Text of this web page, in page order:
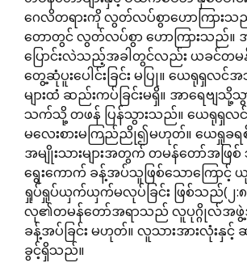
ဂေလိတရားကို လွတ်လပ်စွာဟောကြား
တောတွင် လွတ်လပ်စွာ ဟောကြားသည်
ပြောင်းလဲသည့်အခါတွင်လည်း ယခင်တမန်
တွေ့ဆုံပူးပေါင်းခြင်း မပြု။ ယေရုရှလင်
များထံ ဆည်းကပ်ခြင်းမရှိ။ အာရေဗျသို့သွ
သက်သို့ တဖန် ပြန်သွားသည်။ ယေရုရှလင်
မလေးစားမကြည်ညို၍မဟုတ်။ ယေရှုခရ
အမျိုးသားများအတွက် တမန်တော်အဖြ
ရွေးကောက် ခန့်အပ်သူဖြစ်သောကြောင့် ယု
ရှုပ်ရှုပ်ယှက်ယှက်မလုပ်ခြင်း ဖြစ်သည်(၂:၈
လု၏တမန်တော်အရာသည် လူပုဂ္ဂိုလ်အ
ခန့်အပ်ခြင်း မဟုတ်။ လူသားအားလုံး
ခွင့်ရှိသည်။